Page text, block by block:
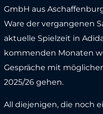
GmbH aus
Ware der vergangenen
aktuelle Spielzeit in
kommenden Monaten
Gespräche mit
2025/26 gehen.
All diejenigen, die noch